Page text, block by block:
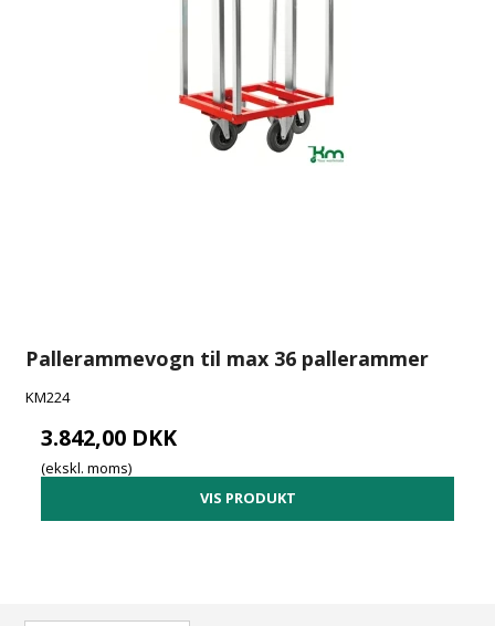
Pallerammevogn til max 36 pallerammer
KM224
3.842,00 DKK
(ekskl. moms)
VIS PRODUKT